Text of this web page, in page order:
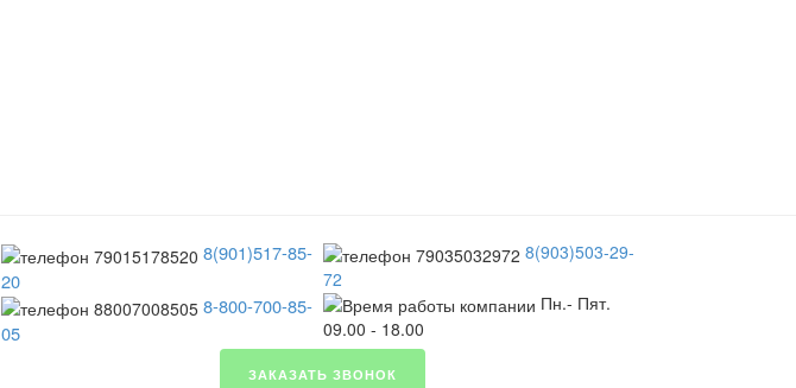
8(901)517-85-
20
8-800-700-85-
05
8(903)503-29-
72
Пн.- Пят.
09.00 - 18.00
ЗАКАЗАТЬ ЗВОНОК